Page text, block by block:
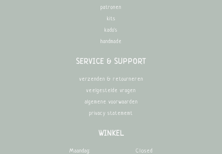
patronen
kits
kado's
handmade
SERVICE & SUPPORT
verzenden & retourneren
veelgestelde vragen
algemene voorwaarden
privacy statememt
WINKEL
Maandag: Closed